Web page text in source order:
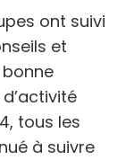
ont suivi
et
tous les
à suivre